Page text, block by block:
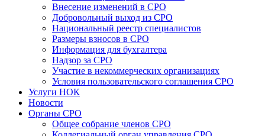
Внесение изменений в СРО
Добровольный выход из СРО
Национальный реестр специалистов
Размеры взносов в СРО
Информация для бухгалтера
Надзор за СРО
Участие в некоммерческих организациях
Условия пользовательского соглашения СРО
Услуги НОК
Новости
Органы СРО
Общее собрание членов СРО